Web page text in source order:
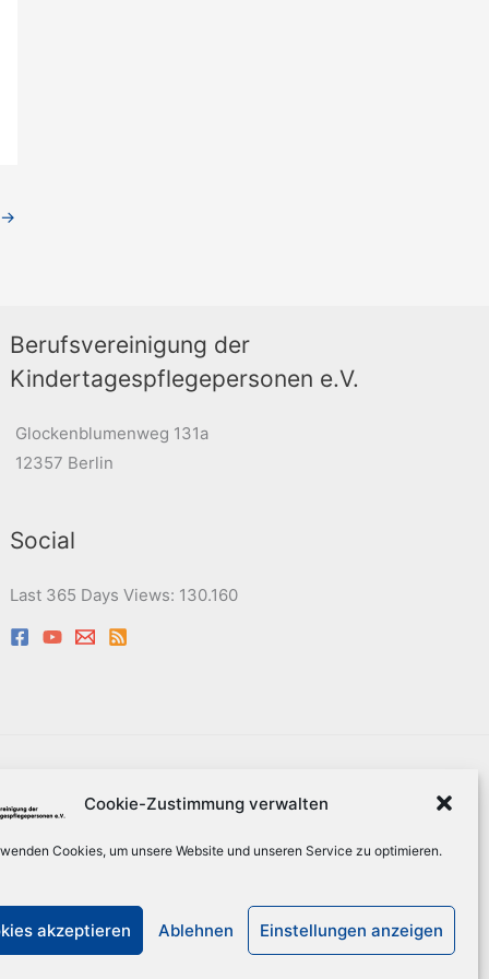
Cookie-Zustimmung verwalten
Cookies, um unsere Website und unseren Service zu optimieren.
akzeptieren Ablehnen Einstellungen anzeigen
→
Berufsvereinigung der
Kindertagespflegepersonen e.V.
Glockenblumenweg 131a
12357 Berlin
Social
Last 365 Days Views: 130.160
Sitemap Suche